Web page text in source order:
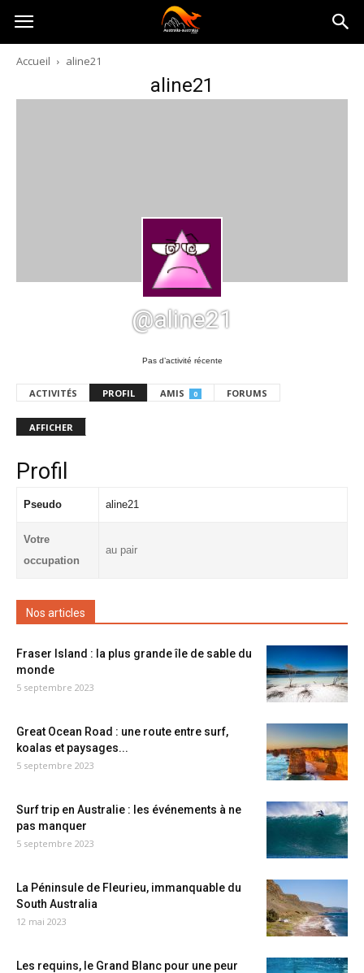
Australia-
australie.com
Accueil aline21
aline21
@aline21
Pas d’activité récente
ACTIVITÉS PROFIL AMIS 0 FORUMS
AFFICHER
Profil
Pseudo aline21
Votre
occupation
au pair
Nos articles
Fraser Island : la plus grande île de sable du
monde
5 septembre 2023
Great Ocean Road : une route entre surf,
koalas et paysages...
5 septembre 2023
Surf trip en Australie : les événements à ne
pas manquer
5 septembre 2023
La Péninsule de Fleurieu, immanquable du
South Australia
12 mai 2023
Les requins, le Grand Blanc pour une peur